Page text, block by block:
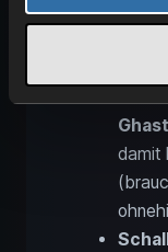
damit